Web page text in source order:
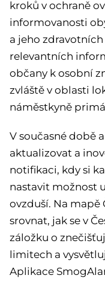
kroků v ochraně
informovanosti
a jeho
relevantních
občany k osobní
zvláště v oblasti
náměstkyně
V současné době
aktualizovat a
notifikaci, kdy si
nastavit možnost
ovzduší. Na mapě
srovnat, jak se v
záložku o
limitech a
Aplikace